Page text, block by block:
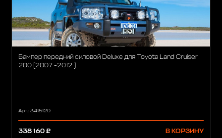
Бампер передний силовой Deluxe для Toyota Land Cruiser
200 (2007 -2012 )
Арт.: 3415120
338 160 ₽ В КОРЗИНУ